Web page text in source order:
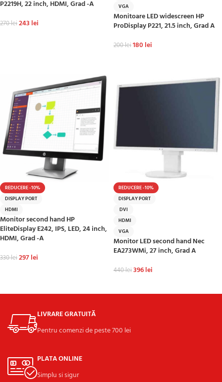
P2219H, 22 inch, HDMI, Grad -A
270lei243 lei
VGA
Monitoare LED widescreen HP
ProDisplay P221, 21.5 inch, Grad A
200lei180 lei
REDUCERE -10%
DISPLAY PORT
HDMI
Monitor second hand HP
EliteDisplay E242, IPS, LED, 24 inch,
HDMI, Grad -A
330lei297lei
REDUCERE -10%
DISPLAY PORT
DVI
HDMI
VGA
Monitor LED second hand Nec
EA273WMi, 27 inch, Grad A
440lei396lei
LIVRARE GRATUITĂ
Pentru comenzi de peste 700 lei
PLATA ONLINE
Simplu si sigur